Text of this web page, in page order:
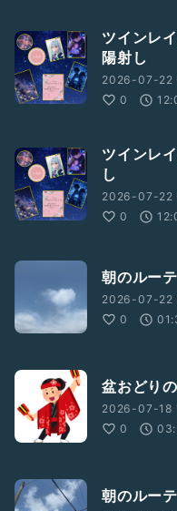
ツインレ
陽射し
2026-07-22
0
ツインレ
し
2026-07-22
0
朝のルー
2026-07-22
0
盆おどり
2026-07-18
0
朝のルー